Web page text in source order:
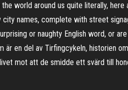
world around us quite literally,
city names, complete with street
or naughty English word, or
en del av Tirfingcykeln, historien
mot att de smidde ett svärd till